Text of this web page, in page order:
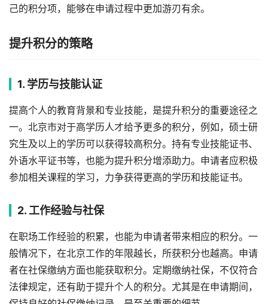
己的积分项，能够在申请过程中更加游刃有余。
提升积分的策略
1. 学历与技能认证
提高个人的教育背景和专业技能，是提升积分的重要途径之
一。北京市对于高学历人才给予更多的积分，例如，硕士研
究生及以上的学历可以获得较高积分。持有专业技能证书、
外语水平证书等，也能为提升积分增添助力。申请者应积极
参加相关课程的学习，力争获得更高的学历和技能证书。
2. 工作经验与社保
在职场工作经验的积累，也能为申请者带来相应的积分。一
般情况下，在北京工作的年限越长，所获积分也越高。申请
者在社保缴纳方面也能获取积分。定期缴纳社保，不仅符合
法律规定，还有助于提升个人的积分。尤其是在申请期间，